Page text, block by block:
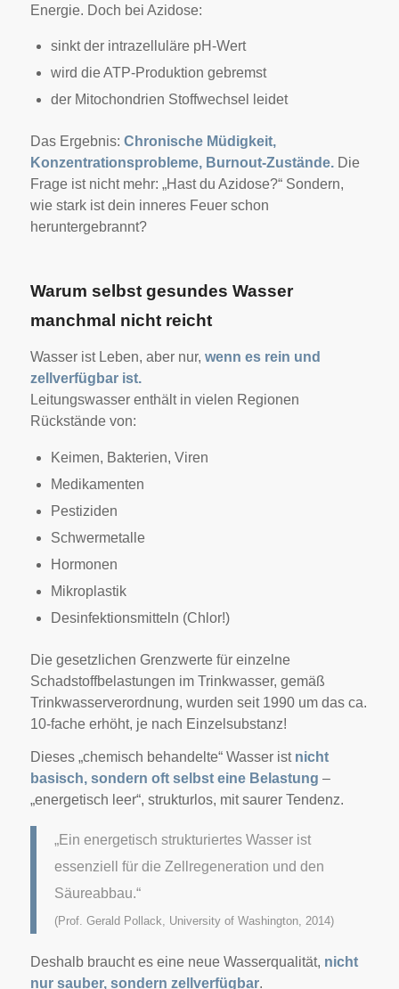
Energie. Doch bei Azidose:
sinkt der intrazelluläre pH-Wert
wird die ATP-Produktion gebremst
der Mitochondrien Stoffwechsel leidet
Das Ergebnis: Chronische Müdigkeit,
Konzentrationsprobleme, Burnout-Zustände. Die
Frage ist nicht mehr: „Hast du Azidose?“ Sondern,
wie stark ist dein inneres Feuer schon
heruntergebrannt?
Warum selbst gesundes Wasser
manchmal nicht reicht
Wasser ist Leben, aber nur, wenn es rein und
zellverfügbar ist.
Leitungswasser enthält in vielen Regionen
Rückstände von:
Keimen, Bakterien, Viren
Medikamenten
Pestiziden
Schwermetalle
Hormonen
Mikroplastik
Desinfektionsmitteln (Chlor!)
Die gesetzlichen Grenzwerte für einzelne
Schadstoffbelastungen im Trinkwasser, gemäß
Trinkwasserverordnung, wurden seit 1990 um das ca.
10-fache erhöht, je nach Einzelsubstanz!
Dieses „chemisch behandelte“ Wasser ist nicht
basisch, sondern oft selbst eine Belastung –
„energetisch leer“, strukturlos, mit saurer Tendenz.
„Ein energetisch strukturiertes Wasser ist
essenziell für die Zellregeneration und den
Säureabbau.“
(Prof. Gerald Pollack, University of Washington, 2014)
Deshalb braucht es eine neue Wasserqualität, nicht
nur sauber, sondern zellverfügbar.